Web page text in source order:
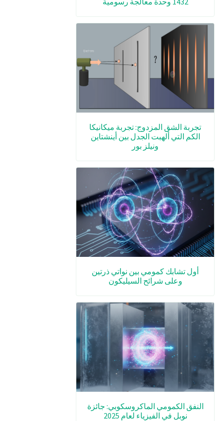
تجربة الشق المزدوج: تجربة ميكانيكا
الكم التي ألهبت الجدل بين أينشتاين
ونيلز بور
أول تشابك كمومي بين نواتي ذرتين
وعلى شرائح السيليكون
النفق الكمومي الماكروسكوبي: جائزة
نوبل في الفيزياء لعام 2025